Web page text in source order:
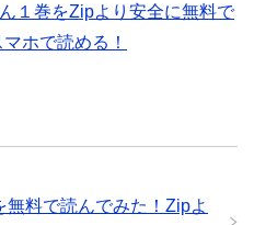
１巻をZipより安全に無料で
ホで読める！
料で読んでみた！Zipよ